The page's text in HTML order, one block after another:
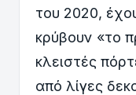
του 2020,
κρύβουν «το
κλειστές
από λίγες